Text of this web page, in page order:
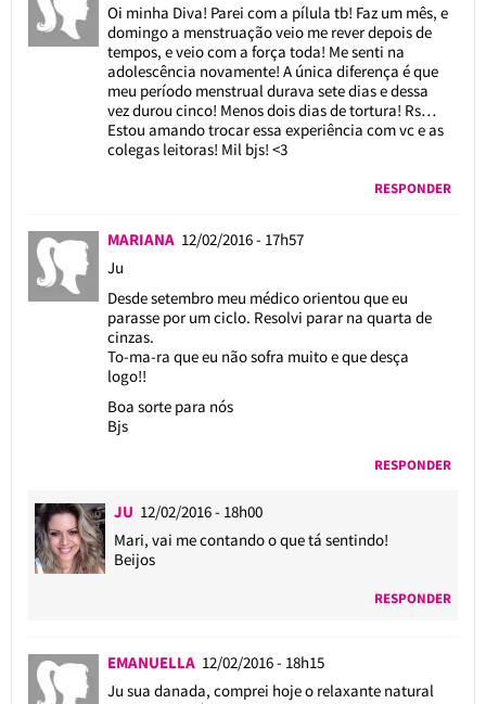
Oi minha Diva! Parei com a pílula tb! Faz um mês, e
domingo a menstruação veio me rever depois de
tempos, e veio com a força toda! Me senti na
adolescência novamente! A única diferença é que
meu período menstrual durava sete dias e dessa
vez durou cinco! Menos dois dias de tortura! Rs…
Estou amando trocar essa experiência com vc e as
colegas leitoras! Mil bjs! <3
RESPONDER
MARIANA 12/02/2016 - 17h57
Ju
Desde setembro meu médico orientou que eu
parasse por um ciclo. Resolvi parar na quarta de
cinzas.
To-ma-ra que eu não sofra muito e que desça
logo!!
Boa sorte para nós
Bjs
RESPONDER
JU 12/02/2016 - 18h00
Mari, vai me contando o que tá sentindo!
Beijos
RESPONDER
EMANUELLA 12/02/2016 - 18h15
Ju sua danada, comprei hoje o relaxante natural